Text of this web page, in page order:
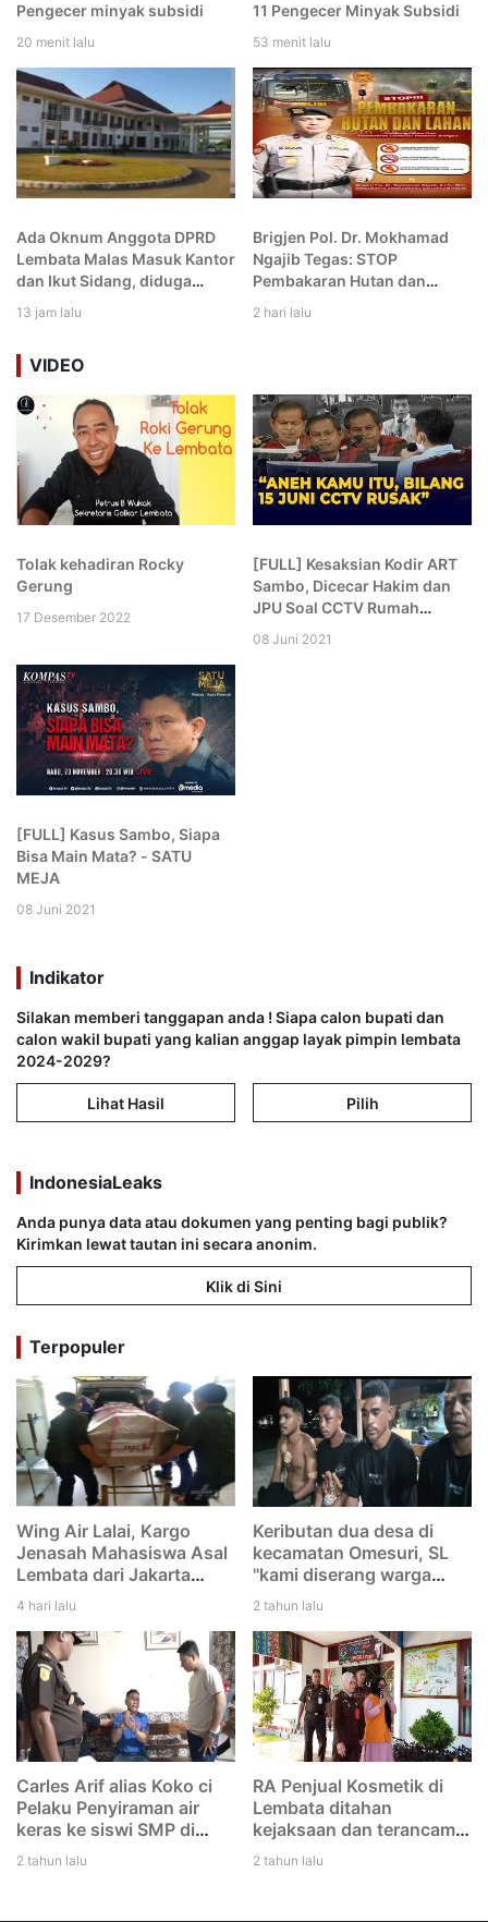
Pengecer minyak subsidi
20 menit lalu
11 Pengecer Minyak Subsidi
53 menit lalu
Ada Oknum Anggota DPRD
Lembata Malas Masuk Kantor
dan Ikut Sidang, diduga
13 jam lalu
Brigjen Pol. Dr. Mokhamad
Ngajib Tegas: STOP
Pembakaran Hutan dan
2 hari lalu
VIDEO
Tolak kehadiran Rocky
Gerung
17 Desember 2022
[FULL] Kesaksian Kodir ART
Sambo, Dicecar Hakim dan
JPU Soal CCTV Rumah
08 Juni 2021
[FULL] Kasus Sambo, Siapa
Bisa Main Mata? - SATU
MEJA
08 Juni 2021
Indikator
Silakan memberi tanggapan anda ! Siapa calon bupati dan
calon wakil bupati yang kalian anggap layak pimpin lembata
2024-2029?
Lihat Hasil Pilih
IndonesiaLeaks
Anda punya data atau dokumen yang penting bagi publik?
Kirimkan lewat tautan ini secara anonim.
Klik di Sini
Terpopuler
Wing Air Lalai, Kargo
Jenasah Mahasiswa Asal
Lembata dari Jakarta
menuju Larantuka
Eltari Kupang
4 hari lalu
Keributan dua desa di
kecamatan Omesuri, SL
"kami diserang warga
Leubatang, dan kami
dengan rencana. Saya
tidak tikam Iwan"
2 tahun lalu
Carles Arif alias Koko ci
Pelaku Penyiraman air
keras ke siswi SMP di
Lembata di tangkap Polisi
2 tahun lalu
RA Penjual Kosmetik di
Lembata ditahan
kejaksaan dan terancam
12 tahun penjara
2 tahun lalu